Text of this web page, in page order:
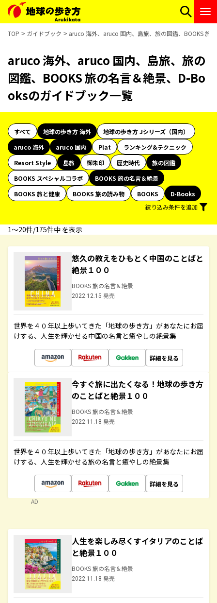
TOP ガイドブック aruco 海外、aruco 国内、島旅、旅の図鑑、BOOKS 旅
aruco 海外、aruco 国内、島旅、旅の
図鑑、BOOKS 旅の名言＆絶景、D-Bo
oksのガイドブック一覧
すべて 地球の歩き方 海外
地球の歩き方 Jシリーズ（国内）
aruco 海外
aruco 国内 Plat
ランキング&テクニック
Resort Style
島旅 御朱印 歴史時代
旅の図鑑
BOOKS スペシャルコラボ
BOOKS 旅の名言＆絶景
BOOKS 旅と健康
BOOKS 旅の読み物 BOOKS
D-Books
絞り込み条件を追加
1〜20件/175件中 を表示
悠久の教えをひもとく中国のことばと
絶景１００
BOOKS 旅の名言＆絶景
2022.12.15 発売
世界を４０年以上歩いてきた「地球の歩き方」があなたにお届
けする、人生を輝かせる中国の名言と癒やしの絶景集
詳細を見る
今すぐ旅に出たくなる！地球の歩き方
のことばと絶景１００
BOOKS 旅の名言＆絶景
2022.11.18 発売
世界を４０年以上歩いてきた「地球の歩き方」があなたにお届
けする、人生を輝かせる旅の名言と癒やしの絶景集
詳細を見る
AD
人生を楽しみ尽くすイタリアのことば
と絶景１００
BOOKS 旅の名言＆絶景
2022.11.18 発売